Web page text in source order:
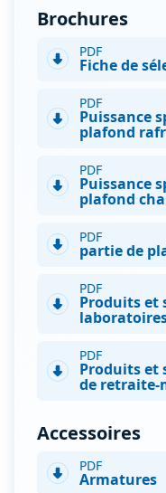
Brochures
PDF
Fiche de
PDF
Puissance
plafond
PDF
Puissance
plafond
PDF
partie de
PDF
Produits et
PDF
Produits et
de retraite-
Accessoires
PDF
Armatures